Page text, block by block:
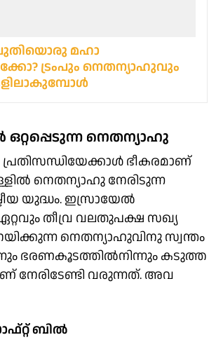
പുതിയൊരു മഹാ
ട്രംപും നെതന്യാഹുവും
നെതന്യാഹു
ഭീകരമാണ്
നെതന്യാഹു നേരിടുന്ന
യുദ്ധം. ഇസ്രായേൽ
തീവ്ര വലതുപക്ഷ സഖ്യ
നെതന്യാഹുവിനു സ്വന്തം
ഭരണകൂടത്തിൽനിന്നും കടുത്ത
നേരിടേണ്ടി വരുന്നത്. അവ
ബിൽ